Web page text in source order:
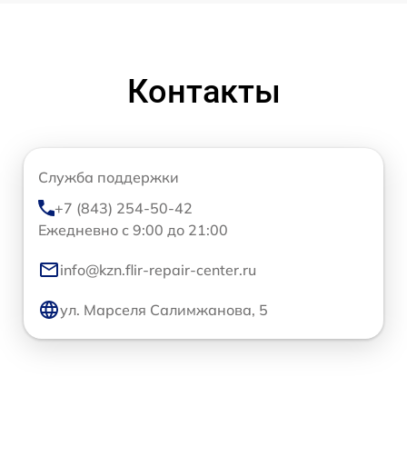
Контакты
Служба поддержки
+7 (843) 254-50-42
Ежедневно с 9:00 до 21:00
info@kzn.flir-repair-center.ru
ул. Марселя Салимжанова, 5